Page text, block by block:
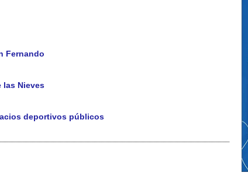
Fernando
las Nieves
deportivos públicos